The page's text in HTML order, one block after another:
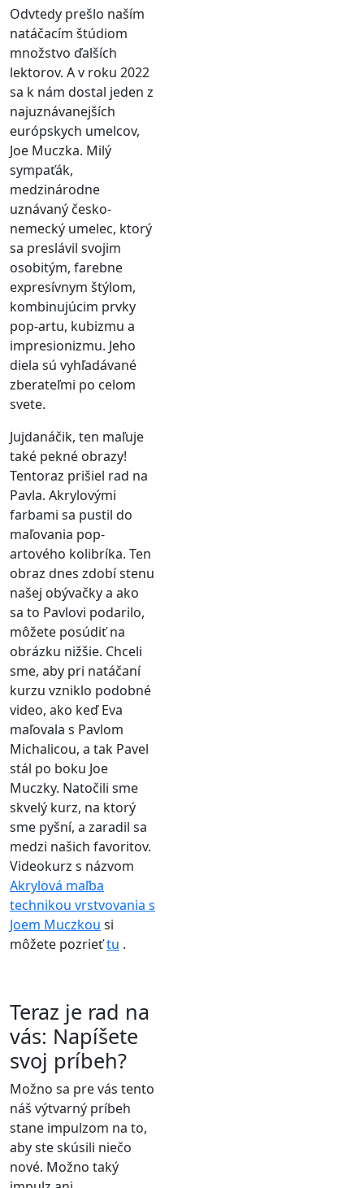
Odvtedy prešlo naším
natáčacím štúdiom
množstvo ďalších
lektorov. A v roku 2022
sa k nám dostal jeden z
najuznávanejších
európskych umelcov,
Joe Muczka. Milý
sympaťák,
medzinárodne
uznávaný česko-
nemecký umelec, ktorý
sa preslávil svojim
osobitým, farebne
expresívnym štýlom,
kombinujúcim prvky
pop-artu, kubizmu a
impresionizmu. Jeho
diela sú vyhľadávané
zberateľmi po celom
svete.
Jujdanáčik, ten maľuje
také pekné obrazy!
Tentoraz prišiel rad na
Pavla. Akrylovými
farbami sa pustil do
maľovania pop-
artového kolibríka. Ten
obraz dnes zdobí stenu
našej obývačky a ako
sa to Pavlovi podarilo,
môžete posúdiť na
obrázku nižšie. Chceli
sme, aby pri natáčaní
kurzu vzniklo podobné
video, ako keď Eva
maľovala s Pavlom
Michalicou, a tak Pavel
stál po boku Joe
Muczky. Natočili sme
skvelý kurz, na ktorý
sme pyšní, a zaradil sa
medzi našich favoritov.
Videokurz s názvom
Akrylová maľba
technikou vrstvovania s
Joem Muczkou si
môžete pozrieťtu .
Teraz je rad na
vás: Napíšete
svoj príbeh?
Možno sa pre vás tento
náš výtvarný príbeh
stane impulzom na to,
aby ste skúsili niečo
nové. Možno taký